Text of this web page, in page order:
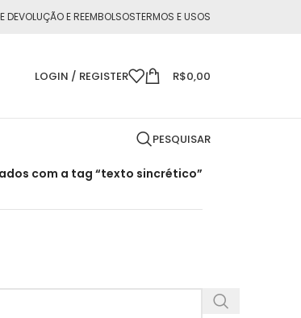
DEVOLUÇÃO E REEMBOLSOSTERMOS E USOS
LOGIN / REGISTER R$0,00
PESQUISAR
com a tag “texto sincrético”